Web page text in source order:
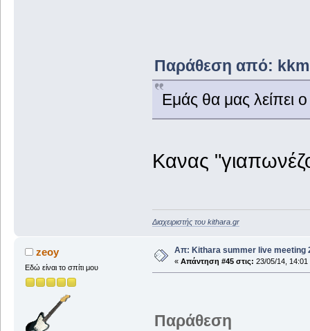
Παράθεση από:
Εμάς θα μας λείπει
Κανας
Διαχειριστής του kithara.gr
zeoy
Εδώ είναι το σπίτι μου
Απ: Kithara summer live meeting
« Απάντηση #45 στις: 23/05/14, 14:01
Παράθεση